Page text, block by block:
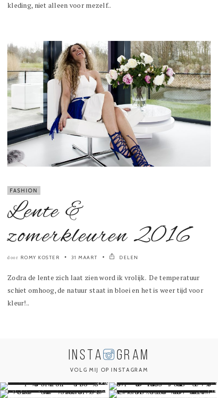
kleding, niet alleen voor mezelf..
FASHION
Lente &
zomerkleuren 2016
door ROMY KOSTER 31 MAART DELEN
Zodra de lente zich laat zien word ik vrolijk. De temperatuur
schiet omhoog, de natuur staat in bloei en het is weer tijd voor
kleur!..
INSTA GRAM
VOLG MIJ OP INSTAGRAM